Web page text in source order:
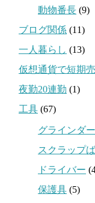
動物番長 (9)
ブログ関係 (11)
一人暮らし (13)
仮想通貨で短期
夜勤20連勤 (1)
工具 (67)
グラインダー
スクラップ
ドライバー
保護具 (5)